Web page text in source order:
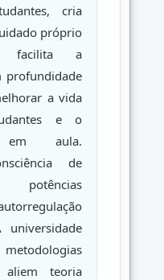
cria
próprio
a
profundidade
a vida
e o
em aula.
de
potências
universidade
aliem teoria